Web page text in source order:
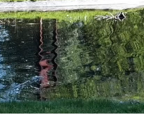
[] Aloldalak []